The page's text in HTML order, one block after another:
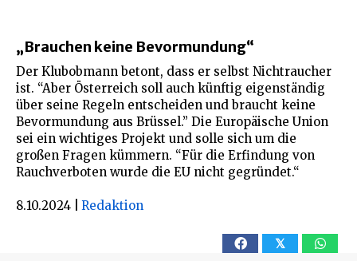
„Brauchen keine Bevormundung“
Der Klubobmann betont, dass er selbst Nichtraucher
ist. “Aber Österreich soll auch künftig eigenständig
über seine Regeln entscheiden und braucht keine
Bevormundung aus Brüssel.” Die Europäische Union
sei ein wichtiges Projekt und solle sich um die
großen Fragen kümmern. “Für die Erfindung von
Rauchverboten wurde die EU nicht gegründet.“
8.10.2024 Redaktion
𝕏